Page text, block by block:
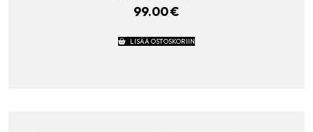
99.00€
LISÄÄ OSTOSKORIIN